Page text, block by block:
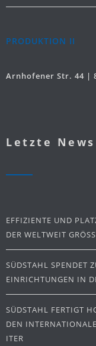
PRODUKTION II
Arnhofener Str. 44 |
Letzte News
EFFIZIENTE UND
DER WELTWEIT
SÜDSTAHL SPENDET
EINRICHTUNGEN IN
SÜDSTAHL FERTIGT
DEN
ITER